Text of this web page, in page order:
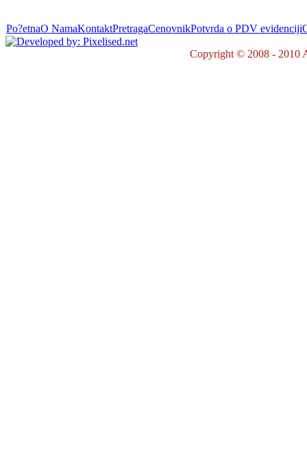
Po?etnaO NamaKontaktPretragaCenovnikPotvrda o PDV evidenciji
Copyright © 2008 - 2010